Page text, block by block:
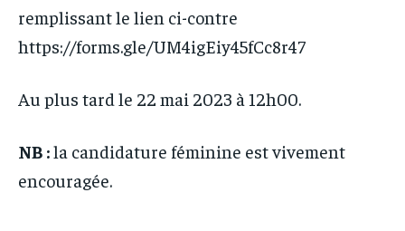
remplissant le lien ci-contre
https://forms.gle/UM4igEiy45fCc8r47
Au plus tard le 22 mai 2023 à 12h00.
NB :la candidature féminine est vivement
encouragée.